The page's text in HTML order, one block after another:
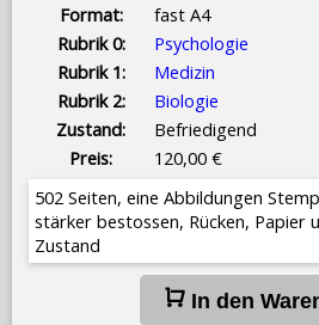
Format:
fast A4
Rubrik 0:
Psychologie
Rubrik 1:
Medizin
Rubrik 2:
Biologie
Zustand:
Befriedigend
Preis:
120,00 €
502 Seiten, eine Abbildungen
stärker bestossen, Rücken, Papier
Zustand
In den